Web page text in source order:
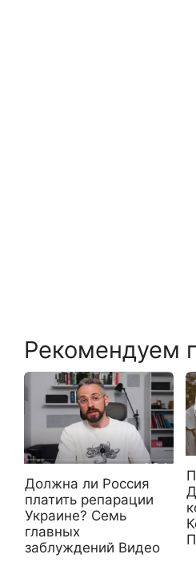
Рекомендуем
Должна ли Россия
платить репарации
Украине? Семь
главных
заблуждений Видео